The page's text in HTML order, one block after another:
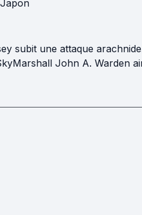
Japon
subit une attaque
John A. Warden